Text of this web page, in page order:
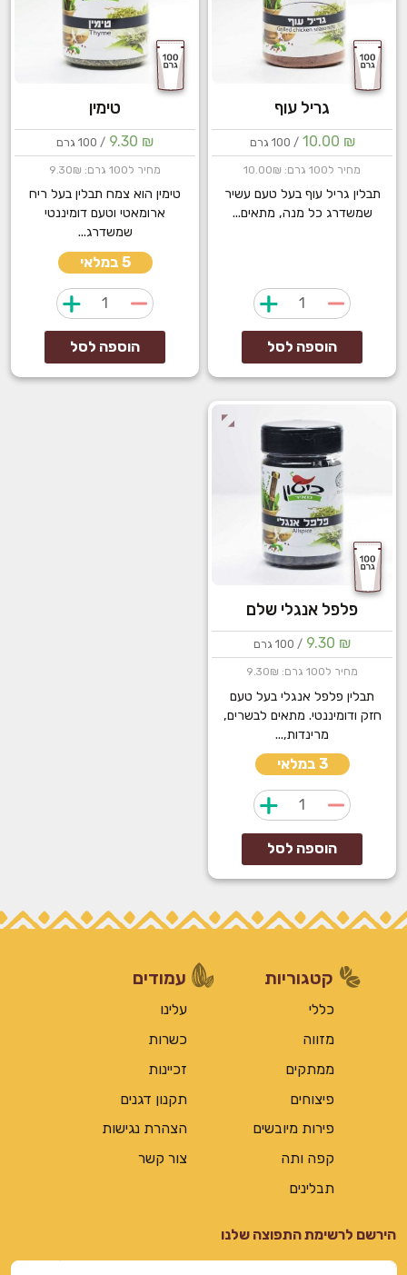
גריל עוף
10.00 ₪ / 100 גרם
מחיר ל100 גרם: 10.00₪
תבלין גריל עוף בעל טעם עשיר
שמשדרג כל מנה, מתאים...
כמות
של
גריל
עוף
הוספה לסל
טימין
9.30 ₪ / 100 גרם
מחיר ל100 גרם: 9.30₪
טימין הוא צמח תבלין בעל ריח
ארומאטי וטעם דומיננטי
שמשדרג...
5 במלאי
כמות
של
טימין
הוספה לסל
פלפל אנגלי שלם
9.30 ₪ / 100 גרם
מחיר ל100 גרם: 9.30₪
תבלין פלפל אנגלי בעל טעם
חזק ודומיננטי. מתאים לבשרים,
מרינדות,...
3 במלאי
כמות
של
פלפל
אנגלי
שלם
הוספה לסל
קטגוריות
כללי
מזווה
ממתקים
פיצוחים
פירות מיובשים
קפה ותה
תבלינים
עמודים
עלינו
כשרות
זכיינות
תקנון דגנים
הצהרת נגישות
צור קשר
הירשם לרשימת התפוצה שלנו